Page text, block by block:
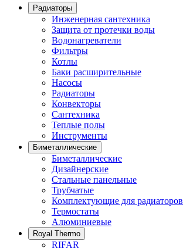
Радиаторы
Инженерная сантехника
Защита от протечки воды
Водонагреватели
Фильтры
Котлы
Баки расширительные
Насосы
Радиаторы
Конвекторы
Сантехника
Теплые полы
Инструменты
Биметаллические
Биметаллические
Дизайнерские
Стальные панельные
Трубчатые
Комплектующие для радиаторов
Термостаты
Алюминиевые
Royal Thermo
RIFAR